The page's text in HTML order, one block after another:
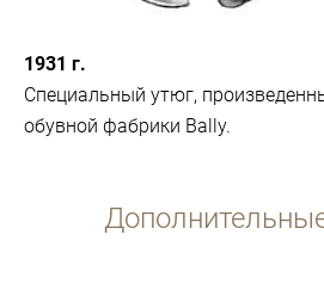
1931 г.
Специальный утюг,
обувной фабрики Bally.